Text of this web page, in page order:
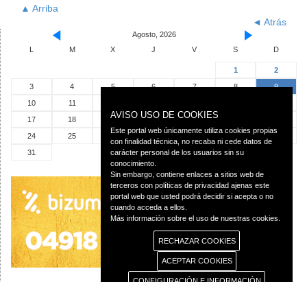
▲ Arriba
◄ Atrás
Agosto, 2026
L
M X J V S D
1
2
3
4 5 6 7 8
9
10
11
17
18 19 20 21
24
25 26 27 28 29
30
31
AVISO USO DE COOKIES
Este portal web únicamente utiliza cookies propias
con finalidad técnica, no recaba ni cede datos de
carácter personal de los usuarios sin su
conocimiento.
Sin embargo, contiene enlaces a sitios web de
terceros con políticas de privacidad ajenas este
portal web que usted podrá decidir si acepta o no
cuando acceda a ellos.
Más información sobre el uso de nuestras cookies.
RECHAZAR COOKIES
ACEPTAR COOKIES